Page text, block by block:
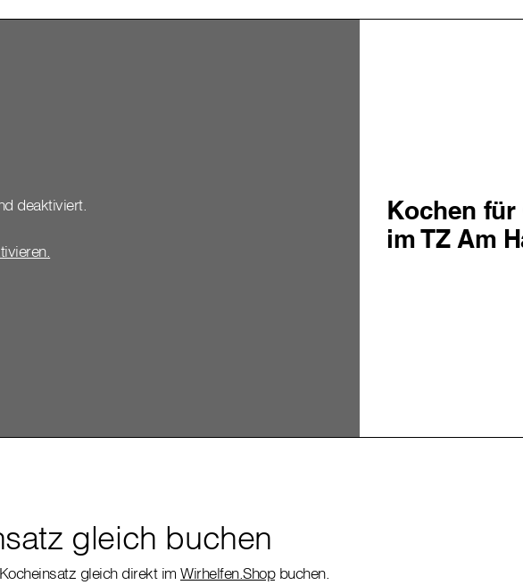
deaktiviert.
Kochen
im TZ Am
gleich buchen
gleich direkt im Wirhelfen.Shopbuchen.